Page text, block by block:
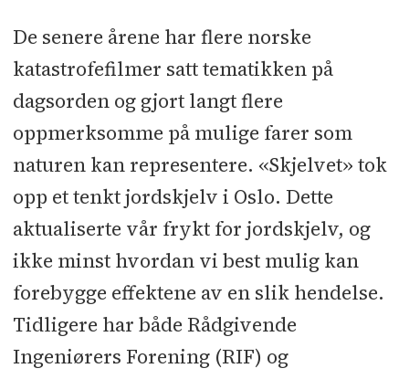
De senere årene har flere norske
katastrofefilmer satt tematikken på
dagsorden og gjort langt flere
oppmerksomme på mulige farer som
naturen kan representere. «Skjelvet» tok
opp et tenkt jordskjelv i Oslo. Dette
aktualiserte vår frykt for jordskjelv, og
ikke minst hvordan vi best mulig kan
forebygge effektene av en slik hendelse.
Tidligere har både Rådgivende
Ingeniørers Forening (RIF) og